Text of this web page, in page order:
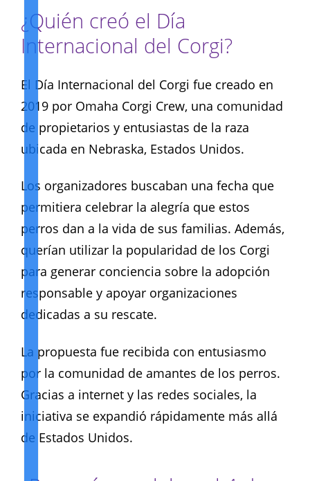
¿Quién creó el Día
Internacional del Corgi?
El Día Internacional del Corgi fue creado en
2019 por Omaha Corgi Crew, una comunidad
de propietarios y entusiastas de la raza
ubicada en Nebraska, Estados Unidos.
Los organizadores buscaban una fecha que
permitiera celebrar la alegría que estos
perros dan a la vida de sus familias. Además,
querían utilizar la popularidad de los Corgi
para generar conciencia sobre la adopción
responsable y apoyar organizaciones
dedicadas a su rescate.
La propuesta fue recibida con entusiasmo
por la comunidad de amantes de los perros.
Gracias a internet y las redes sociales, la
iniciativa se expandió rápidamente más allá
de Estados Unidos.